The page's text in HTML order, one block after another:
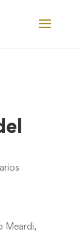
Meardi,